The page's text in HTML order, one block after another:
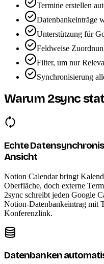
Termine erstellen
Datenbankeinträge
Unterstützung für
Feldweise
Filter, um nur
Synchronisierung
Warum 2sync
Echte
Ansicht
Notion Calendar bringt
Oberfläche, doch externe
2sync schreibt jeden Google
Notion-Datenbankeintrag mit
Konferenzlink.
Datenbanken